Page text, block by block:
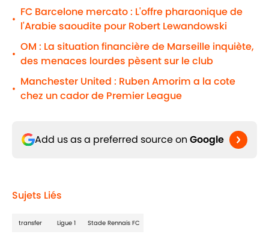
•
FC Barcelone mercato : L'offre pharaonique de
l'Arabie saoudite pour Robert Lewandowski
•
OM : La situation financière de Marseille inquiète,
des menaces lourdes pèsent sur le club
•
Manchester United : Ruben Amorim a la cote
chez un cador de Premier League
Add us as a preferred source on Google
Sujets Liés
transfer Ligue 1 Stade Rennais FC